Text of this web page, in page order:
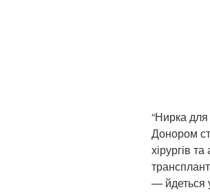
“Нирка для
Донором
хірургів
— йдеться